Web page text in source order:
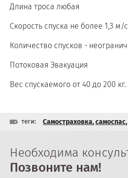
Длина троса любая
Скорость спуска не более 1,3 м/
Количество спусков -
Потоковая Эвакуация
Вес спускаемого от 40 до 200 кг.
теги: Самостраховка,самоспас,
Необходима
Позвоните нам!